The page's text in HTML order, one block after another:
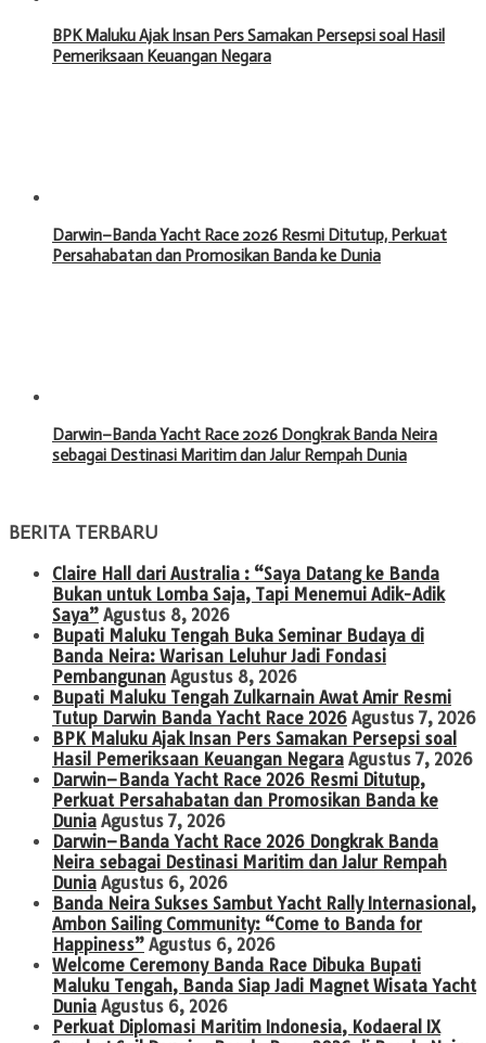
BPK Maluku Ajak Insan Pers Samakan Persepsi soal Hasil
Pemeriksaan Keuangan Negara
Darwin–Banda Yacht Race 2026 Resmi Ditutup, Perkuat
Persahabatan dan Promosikan Banda ke Dunia
Darwin–Banda Yacht Race 2026 Dongkrak Banda Neira
sebagai Destinasi Maritim dan Jalur Rempah Dunia
BERITA TERBARU
Claire Hall dari Australia : “Saya Datang ke Banda
Bukan untuk Lomba Saja, Tapi Menemui Adik-Adik
Saya” Agustus 8, 2026
Bupati Maluku Tengah Buka Seminar Budaya di
Banda Neira: Warisan Leluhur Jadi Fondasi
Pembangunan Agustus 8, 2026
Bupati Maluku Tengah Zulkarnain Awat Amir Resmi
Tutup Darwin Banda Yacht Race 2026 Agustus 7, 2026
BPK Maluku Ajak Insan Pers Samakan Persepsi soal
Hasil Pemeriksaan Keuangan Negara Agustus 7, 2026
Darwin–Banda Yacht Race 2026 Resmi Ditutup,
Perkuat Persahabatan dan Promosikan Banda ke
Dunia Agustus 7, 2026
Darwin–Banda Yacht Race 2026 Dongkrak Banda
Neira sebagai Destinasi Maritim dan Jalur Rempah
Dunia Agustus 6, 2026
Banda Neira Sukses Sambut Yacht Rally Internasional,
Ambon Sailing Community: “Come to Banda for
Happiness” Agustus 6, 2026
Welcome Ceremony Banda Race Dibuka Bupati
Maluku Tengah, Banda Siap Jadi Magnet Wisata Yacht
Dunia Agustus 6, 2026
Perkuat Diplomasi Maritim Indonesia, Kodaeral IX